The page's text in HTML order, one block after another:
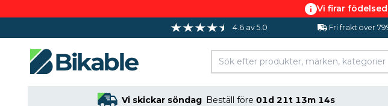
Vi firar
4.6 av 5.0 Fri frakt över
Vi skickar söndag Beställ före 01d 21t 13m 14s